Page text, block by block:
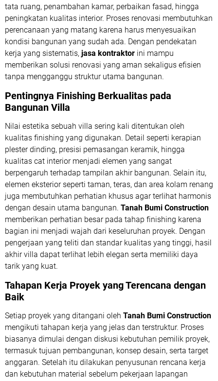
tata ruang, penambahan kamar, perbaikan fasad, hingga
peningkatan kualitas interior. Proses renovasi membutuhkan
perencanaan yang matang karena harus menyesuaikan
kondisi bangunan yang sudah ada. Dengan pendekatan
kerja yang sistematis, jasa kontraktor ini mampu
memberikan solusi renovasi yang aman sekaligus efisien
tanpa mengganggu struktur utama bangunan.
Pentingnya Finishing Berkualitas pada
Bangunan Villa
Nilai estetika sebuah villa sering kali ditentukan oleh
kualitas finishing yang digunakan. Detail seperti kerapian
plester dinding, presisi pemasangan keramik, hingga
kualitas cat interior menjadi elemen yang sangat
berpengaruh terhadap tampilan akhir bangunan. Selain itu,
elemen eksterior seperti taman, teras, dan area kolam renang
juga membutuhkan perhatian khusus agar terlihat harmonis
dengan desain utama bangunan. Tanah Bumi Construction
memberikan perhatian besar pada tahap finishing karena
bagian ini menjadi wajah dari keseluruhan proyek. Dengan
pengerjaan yang teliti dan standar kualitas yang tinggi, hasil
akhir villa dapat terlihat lebih elegan serta memiliki daya
tarik yang kuat.
Tahapan Kerja Proyek yang Terencana dengan
Baik
Setiap proyek yang ditangani oleh Tanah Bumi Construction
mengikuti tahapan kerja yang jelas dan terstruktur. Proses
biasanya dimulai dengan diskusi kebutuhan pemilik proyek,
termasuk tujuan pembangunan, konsep desain, serta target
anggaran. Setelah itu dilakukan penyusunan rencana kerja
dan kebutuhan material sebelum pekerjaan lapangan